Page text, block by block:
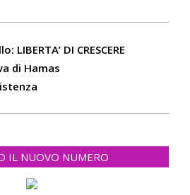
LIBERTA’ DI CRESCERE
di Hamas
IL NUOVO NUMERO